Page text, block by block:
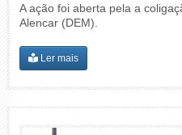
A ação foi aberta pela a
Alencar (DEM).
Ler mais